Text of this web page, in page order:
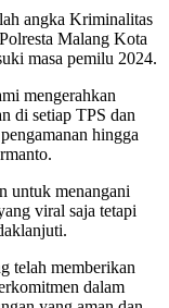
angka Kriminalitas
Malang Kota
masa pemilu 2024.
mengerahkan
di setiap TPS dan
hingga
untuk menangani
viral saja tetapi
telah memberikan
dalam